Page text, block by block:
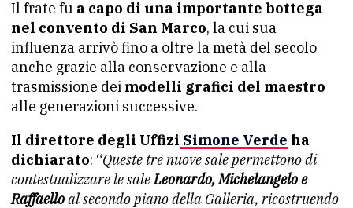
Il frate fu a capo di una importante bottega
nel convento di San Marco, la cui sua
influenza arrivò fino a oltre la metà del secolo
anche grazie alla conservazione e alla
trasmissione dei modelli grafici del maestro
alle generazioni successive.
Il direttore degli Uffizi Simone Verde ha
dichiarato: “Queste tre nuove sale permettono di
contestualizzare le saleLeonardo, Michelangelo e
Raffaelloal secondo piano della Galleria, ricostruendo